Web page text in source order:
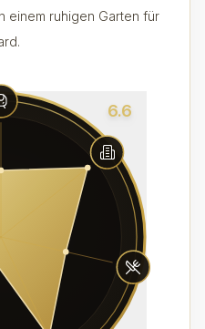
einem ruhigen Garten für
6.6